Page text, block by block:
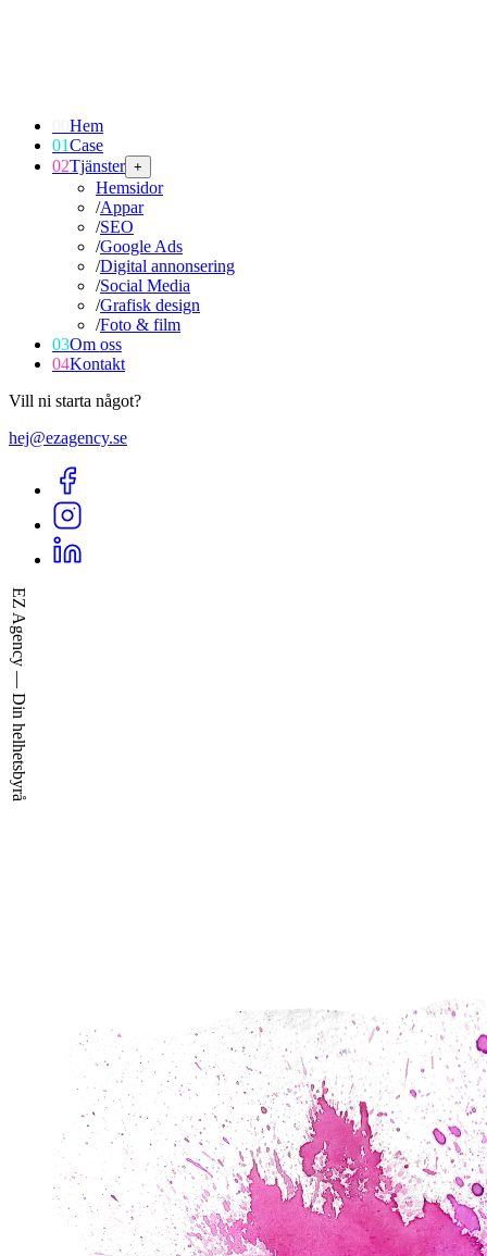
Hem
01Case
02Tjänster +
Hemsidor
/Appar
/SEO
/Google Ads
/Digital annonsering
/Social Media
/Grafisk design
/Foto & film
03Om oss
04Kontakt
Vill ni starta något?
hej@ezagency.se
EZ Agency — Din helhetsbyrå